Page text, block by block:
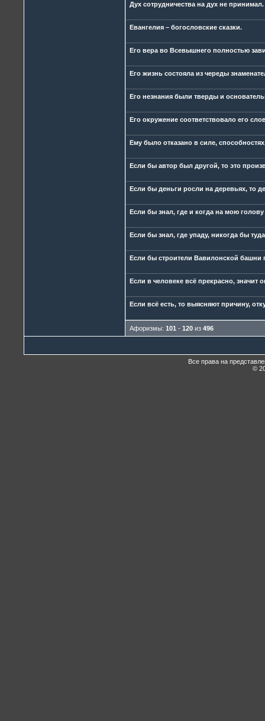
Дух сотрудничества на дух не принимал.
Евангелия – богословские сказки.
Его вера во Всевышнего полностью
Его жизнь состояла из череды
Его незнания были тверды и
Его окружение соответствовало его
Ему было отказано в силе,
Если бы автор был другой, то это
Если бы деньги росли на деревьях, то
Если бы знал, где и когда на мою
Если бы знал, где упаду, никогда бы
Если бы строители Вавилонской башни
Если в человеке всё прекрасно, значит
Если всё есть, то выясняют причину,
Афоризмы: 101 - 120 из 496
Все права на
©